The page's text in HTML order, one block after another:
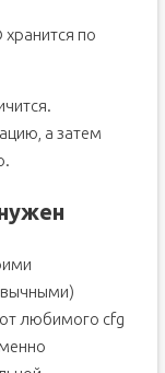
хранится по
а затем
любимого cfg